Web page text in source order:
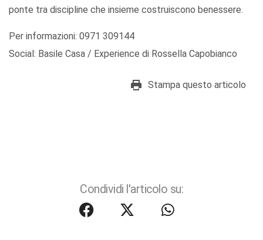
ponte tra discipline che insieme costruiscono benessere.
Per informazioni: 0971 309144
Social: Basile Casa / Experience di Rossella Capobianco
Stampa questo articolo
Condividi l'articolo su: